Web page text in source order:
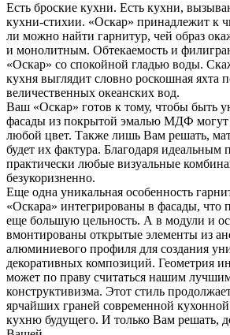
Есть броские кухни. Есть кухни,
кухни-стихии. «Оскар» принадлежит к
ли можно найти гарнитур, чей образ
и монолитным. Обтекаемость и
«Оскар» со спокойной гладью воды.
кухня выглядит словно роскошная яхта
величественных океанских вод.
Ваш «Оскар» готов к тому, чтобы быть
фасады из покрытой эмалью МДФ
любой цвет. Также лишь Вам решать,
будет их фактура. Благодаря идеальным
практически любые визуальные
безукоризненно.
Еще одна уникальная особенность
«Оскара» интегрированы в фасады, что
еще большую цельность. А в модули и
вмонтированы открытые элементы из
алюминиевого профиля для создания
декоративных композиций. Геометрия
может по праву считаться нашим
конструктивизма. Этот стиль
ярчайших граней современной
кухню будущего. И только Вам решать,